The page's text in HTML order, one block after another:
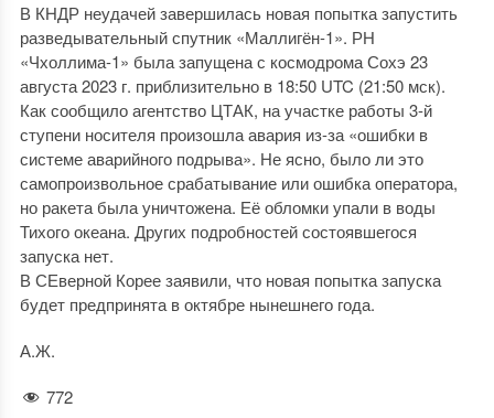
В КНДР неудачей завершилась новая попытка запустить
разведывательный спутник «Маллигён-1». РН
«Чхоллима-1» была запущена с космодрома Сохэ 23
августа 2023 г. приблизительно в 18:50 UTC (21:50 мск).
Как сообщило агентство ЦТАК, на участке работы 3-й
ступени носителя произошла авария из-за «ошибки в
системе аварийного подрыва». Не ясно, было ли это
самопроизвольное срабатывание или ошибка оператора,
но ракета была уничтожена. Её обломки упали в воды
Тихого океана. Других подробностей состоявшегося
запуска нет.
В СЕверной Корее заявили, что новая попытка запуска
будет предпринята в октябре нынешнего года.
А.Ж.
772